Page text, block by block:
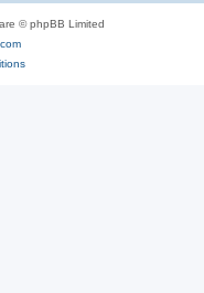
© phpBB Limited